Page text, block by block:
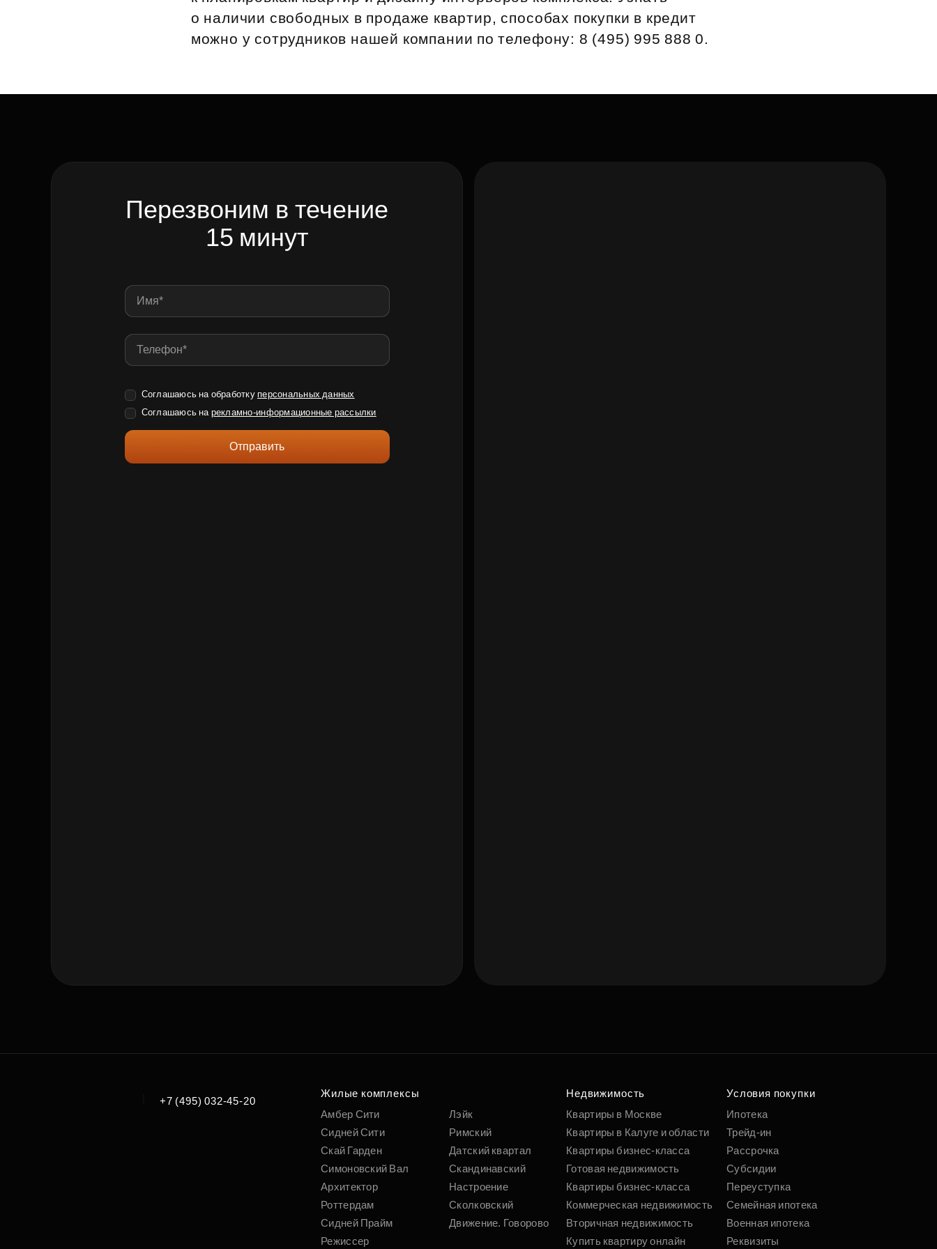
Субсидии
о наличии свободных в продаже квартир, способах покупки в кредит
можно у сотрудников нашей компании по телефону: 8 (495) 995 888 0.
Перезвоним в течение
15 минут
Соглашаюсь на обработку персональных данных
Соглашаюсь на рекламно-информационные рассылки
Отправить
по удобным
вам параметрам
Подобрать
+7 (495) 032-45-20
Жилые комплексы
Амбер Сити
Сидней Сити
Скай Гарден
Симоновский Вал
Архитектор
Роттердам
Сидней Прайм
Режиссер
Лэйк
Римский
Датский квартал
Скандинавский
Настроение
Сколковский
Движение. Говорово
Недвижимость
Квартиры в Москве
Квартиры в Калуге и области
Квартиры бизнес-класса
Готовая недвижимость
Квартиры бизнес-класса
Коммерческая недвижимость
Вторичная недвижимость
Купить квартиру онлайн
Условия покупки
Ипотека
Трейд-ин
Рассрочка
Субсидии
Переуступка
Семейная ипотека
Военная ипотека
Реквизиты